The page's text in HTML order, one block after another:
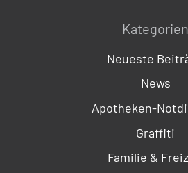
Kategorien
Neueste
News
Apotheken-
Graffiti
Familie &